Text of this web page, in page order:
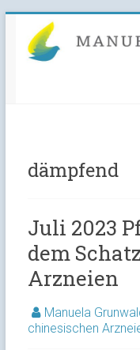
content
Manuela
dämpfend
Juli 2023
dem
Arzneien
Manuela
chinesischen